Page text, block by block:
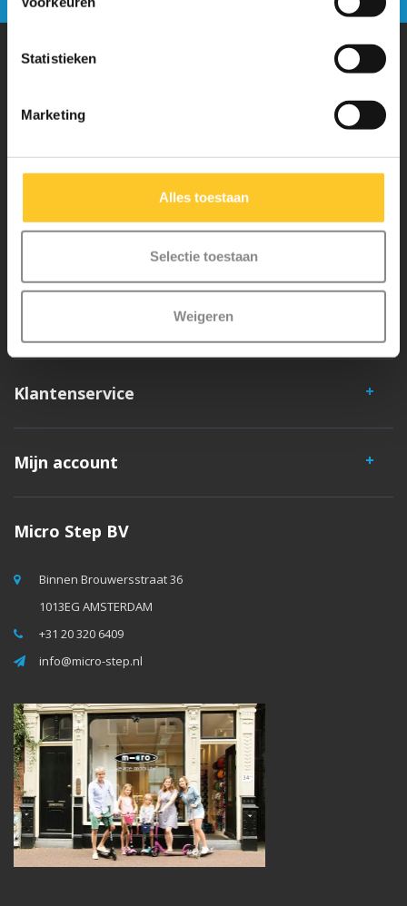
Statistieken
Marketing
Alles toestaan
Selectie toestaan
Weigeren
liefde in Zwitserland ontwikkeld. Ze zijn uitgebreid getest op
veiligheid en zeer duurzaam. Elk onderdeel is los te vervangen. Je
hebt jarenlang plezier van een Micro step!
Klantenservice
Mijn account
Micro Step BV
Binnen Brouwersstraat 36
1013EG AMSTERDAM
+31 20 320 6409
info@micro-step.nl